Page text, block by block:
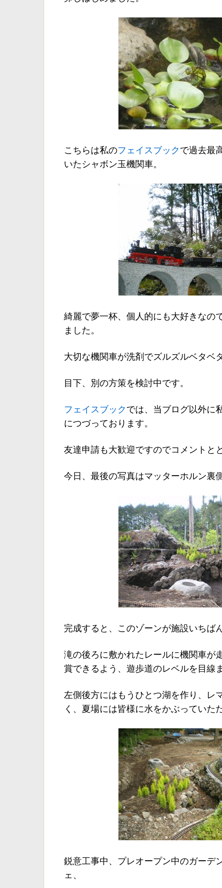
こちらは私のフェイスブック で過去最
いたシャボン玉機関車。
綺麗で夢一杯、個人的にも大好きなの
ました。
大切な機関車が洗剤でズルズルベタベ
目下、別の方策を検討中です。
フェイスブック では、当ブログ以外に
につづっております。
友達申請も大歓迎ですのでコメントと
今日、最後の写真はマッターホルン裏
完成すると、このゾーンが施設いちば
滝の後ろに敷かれたレールに機関車が
賞できるよう、遊歩道のレベルを目線
左側後方にはもうひとつ湖を作り、レ
く、夏場には皆様に水をかぶっていた
鋭意工事中、プレオープン中のガーデ
ェ、